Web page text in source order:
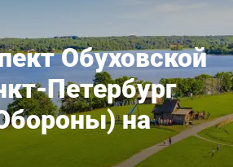
Обуховской
Петербург
на